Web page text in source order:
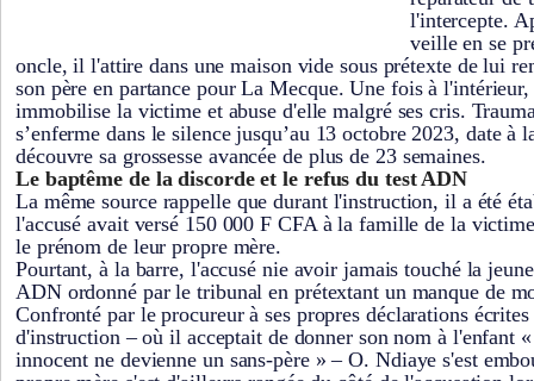
l'intercepte.
veille en se
oncle, il l'attire dans une maison vide sous prétexte de lui
son père en partance pour La Mecque. Une fois à
immobilise la victime et abuse d'elle malgré ses cris.
s’enferme dans le silence jusqu’au 13 octobre 2023, date à
découvre sa grossesse avancée de plus de 23 semaines.
Le baptême de la discorde et le refus du test ADN
La même source rappelle que durant l'instruction, il a été
l'accusé avait versé 150 000 F CFA à la famille de la
le prénom de leur propre mère.
Pourtant, à la barre, l'accusé nie avoir jamais touché la
ADN ordonné par le tribunal en prétextant un manque de
Confronté par le procureur à ses propres déclarations
d'instruction – où il acceptait de donner son nom à l'enfant
innocent ne devienne un sans-père » – O. Ndiaye s'est